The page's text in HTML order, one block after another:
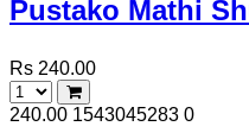
Pustako Mathi
Rs 240.00
240.00 1543045283 0